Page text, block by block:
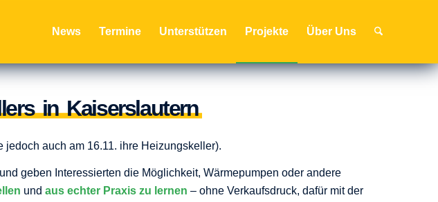
News Termine Unterstützen Projekte Über Uns
in Kaiserslautern
auch am 16.11. ihre Heizungskeller).
und geben Interessierten die Möglichkeit, Wärmepumpen oder andere
und aus echter Praxis zu lernen – ohne Verkaufsdruck, dafür mit der